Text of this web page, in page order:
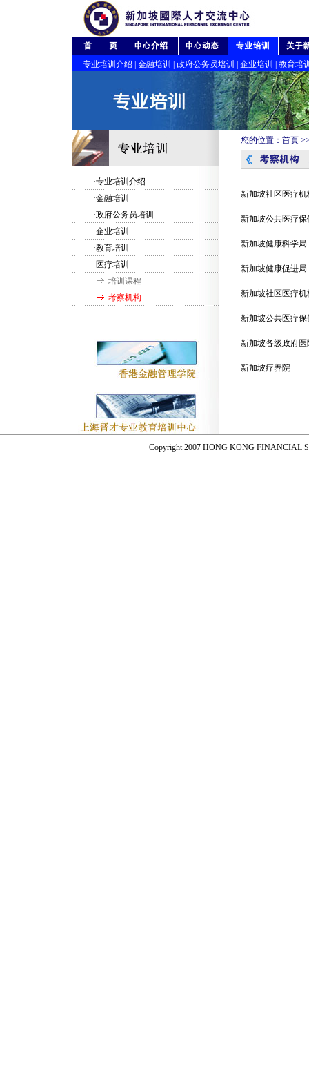
专业培训介绍 金融培训 政府公务员培训 企业培训 教育培
·专业培训介绍
·金融培训
·政府公务员培训
·企业培训
·教育培训
·医疗培训
培训课程
考察机构
您的位置： 首頁
新加坡社区医疗机
新加坡公共医疗保
新加坡健康科学局
新加坡健康促进局
新加坡社区医疗机
新加坡公共医疗保
新加坡各级政府医
新加坡疗养院
Copyright 2007 HONG KONG FINANCIAL